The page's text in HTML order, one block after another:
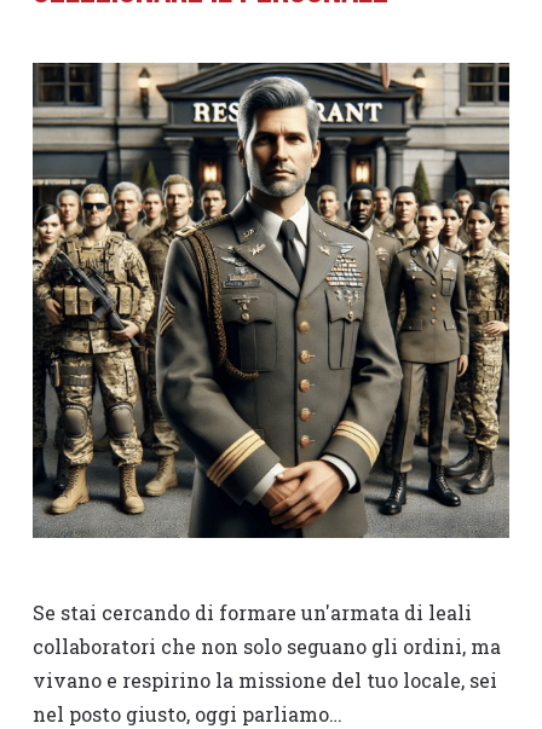
Se stai cercando di formare un'armata di leali
collaboratori che non solo seguano gli ordini, ma
vivano e respirino la missione del tuo locale, sei
nel posto giusto, oggi parliamo…